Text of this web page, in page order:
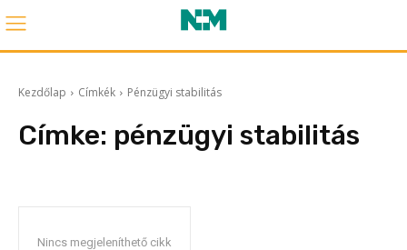
Kezdőlap Címkék Pénzügyi stabilitás
Címke: pénzügyi stabilitás
Nincs megjeleníthető cikk